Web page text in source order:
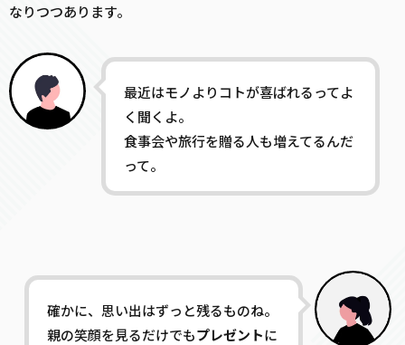
なりつつあります。
最近はモノよりコトが喜ばれるってよ
く聞くよ。
食事会や旅行を贈る人も増えてるんだ
って。
確かに、思い出はずっと残るものね。
親の笑顔を見るだけでもプレゼントに